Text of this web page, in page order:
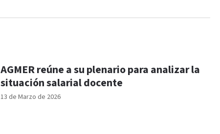
13 de Marzo de 2026
AGMER reúne a su plenario para analizar la
situación salarial docente